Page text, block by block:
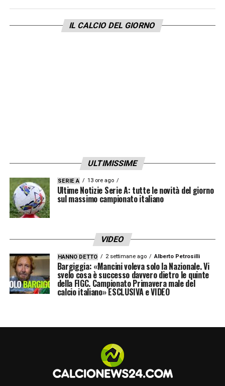
IL CALCIO DEL GIORNO
ULTIMISSIME
SERIE A 13 ore ago
Ultime Notizie Serie A: tutte le novità del giorno
sul massimo campionato italiano
VIDEO
HANNO DETTO 2 settimane ago Alberto Petrosilli
Bargiggia: «Mancini voleva solo la Nazionale. Vi
svelo cosa è successo davvero dietro le quinte
della FIGC. Campionato Primavera male del
calcio italiano» ESCLUSIVA e VIDEO